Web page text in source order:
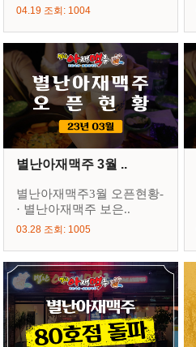
04.19 조회: 1004
별난아재맥주 3월 ..
별난아재맥주3월 오픈현황-
· 별난아재맥주 보은..
03.28 조회: 1005